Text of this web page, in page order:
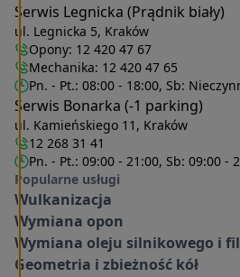
Serwis Legnicka (Prądnik biały)
ul. Legnicka 5, Kraków
Opony: 12 420 47 67
Mechanika: 12 420 47 65
Pn. - Pt.: 08:00 - 18:00, Sb:
Serwis Bonarka (-1 parking)
ul. Kamieńskiego 11, Kraków
12 268 31 41
Pn. - Pt.: 09:00 - 21:00, Sb: 09:00 -
Popularne usługi
Wulkanizacja
Wymiana opon
Wymiana oleju silnikowego i
Geometria i zbieżność kół